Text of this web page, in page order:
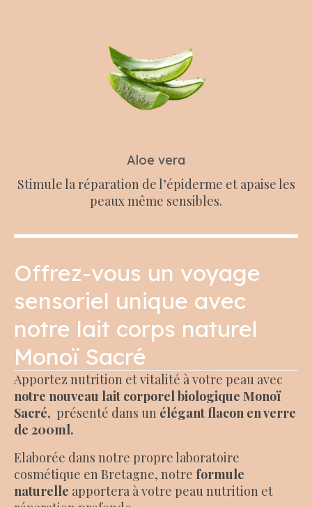
Aloe vera
Stimule la réparation de l’épiderme et apaise les
peaux même sensibles.
Offrez-vous un voyage
sensoriel unique avec
notre lait corps naturel
Monoï Sacré
Apportez nutrition et vitalité à votre peau avec
notre nouveau lait corporel biologique Monoï
Sacré, présenté dans un élégant flacon en verre
de 200ml.
Elaborée dans notre propre laboratoire
cosmétique en Bretagne, notre formule
naturelle apportera à votre peau nutrition et